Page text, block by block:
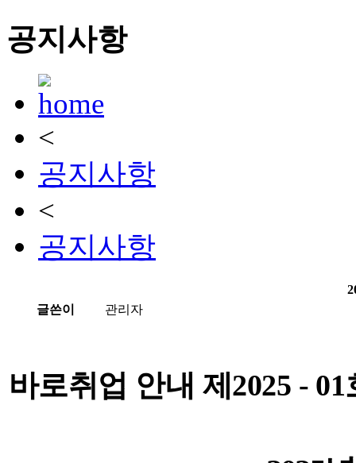
공지사항
<
공지사항
<
공지사항
글쓴이
관리자
바로취업 안내 제2025 - 01